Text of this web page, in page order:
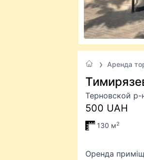
Аренда
Терновской
500 UAH
130 м2
Оренда